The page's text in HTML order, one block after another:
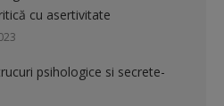
cu asertivitate
psihologice si secrete-